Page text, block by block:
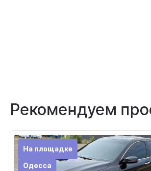
Рекомендуем
На площадке
Одесса